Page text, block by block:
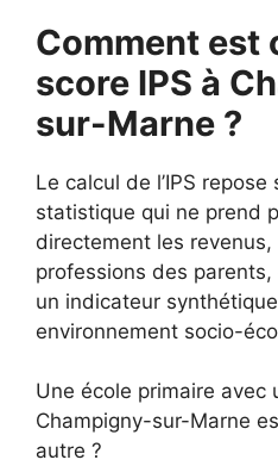
Comment est
score IPS à
sur-Marne ?
Le calcul de l’IPS
statistique qui ne prend
directement les
professions des
un indicateur
environnement socio-
Une école primaire avec
Champigny-sur-Marne
autre ?